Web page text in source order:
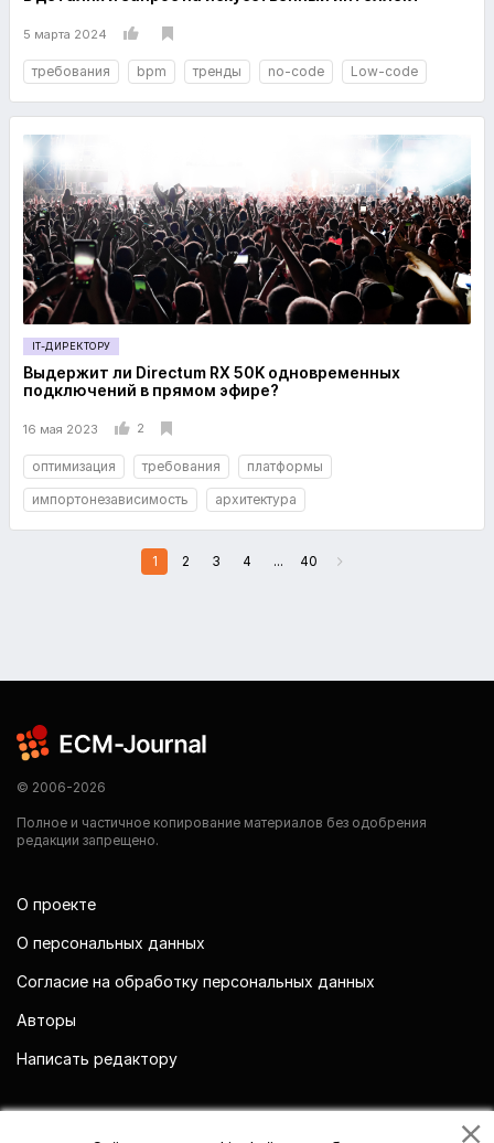
5 марта 2024
требования bpm тренды no-code Low-code
IT-ДИРЕКТОРУ
Выдержит ли Directum RX 50K одновременных
подключений в прямом эфире?
16 мая 2023 2
оптимизация требования
платформы
импортонезависимость
архитектура
1 2 3 4 ... 40
© 2006-2026
Полное и частичное копирование материалов без одобрения
редакции запрещено.
О проекте
О персональных данных
Согласие на обработку персональных данных
Авторы
Написать редактору